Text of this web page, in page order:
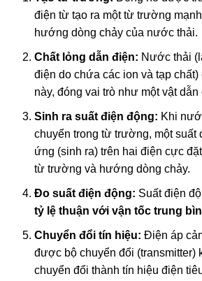
điện từ tạo ra một từ trường
hướng dòng chảy của nước thải.
Chất lỏng dẫn điện: Nước thải
điện do chứa các ion và tạp
này, đóng vai trò như một vật
Sinh ra suất điện động: Khi
chuyển trong từ trường, một suất
ứng (sinh ra) trên hai điện cực
từ trường và hướng dòng chảy.
Đo suất điện động: Suất điện
tỷ lệ thuận với vận tốc trung
Chuyển đổi tín hiệu: Điện áp
được bộ chuyển đổi (transmitter)
chuyển đổi thành tín hiệu điện